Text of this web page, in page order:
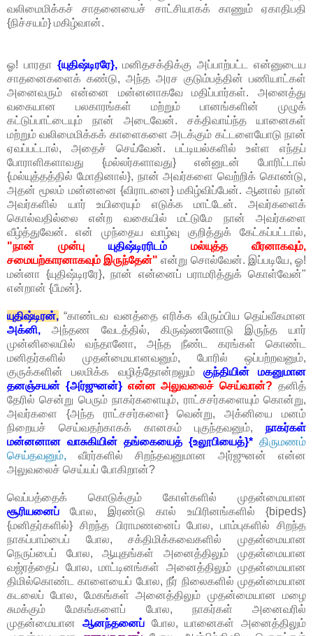
வலிமைமிக்கச் சாதனையைச் சாட்சியாகக் காணும் ஏகாதிபதி
{நிச்சயம்} மகிழ்வான்.
ஓ! பாரதா{யுதிஷ்டிரரே},மனிதசக்திக்கு அப்பாற்பட்ட என்னுடைய
சாதனைகளைக் கண்டு, அந்த அரச குடும்பத்தின் பணியாட்கள்
அனைவரும் என்னை மன்னனாகவே மதிப்பார்கள். அனைத்து
வகையான பலகாரங்கள் மற்றும் பானங்களின் முழுக்
கட்டுப்பாட்டையும் நான் அடைவேன். சக்திவாய்ந்த யானைகள்
மற்றும் வலிமைமிக்கக் காளைகளை அடக்கும் கட்டளையோடு நான்
ஏவப்பட்டால், அதைச் செய்வேன். பட்டியல்களில் உள்ள எந்தப்
போராளிகளாவது {மல்லர்களாவது} என்னுடன் போரிட்டால்
{மல்யுத்தத்தில் மோதினால்}, நான் அவர்களை வெற்றிக் கொண்டு,
அதன் மூலம் மன்னனை {விராடனை} மகிழ்விப்பேன். ஆனால் நான்
அவர்களில் யார் உயிரையும் எடுக்க மாட்டேன். அவர்களைக்
கொல்வதில்லை என்ற வகையில் மட்டுமே நான் அவர்களை
வீழ்த்துவேன். என் முந்தைய வாழ்வு குறித்துக் கேட்கப்பட்டால்,
"நான் முன்பு யுதிஷ்டிரரிடம் மல்யுத்த வீரனாகவும்,
சமையற்காரனாகவும் இருந்தேன்"என்று சொல்வேன். இப்படியே, ஓ!
மன்னா {யுதிஷ்டிரரே}, நான் என்னைப் பராமரித்துக் கொள்வேன்"
என்றான் {பீமன்}.
யுதிஷ்டிரன், “காண்டவ வனத்தை எரிக்க விரும்பிய தெய்வீகமான
அக்னி, அந்தண வேடத்தில், கிருஷ்ணனோடு இருந்த யார்
முன்னிலையில் வந்தானோ, அந்த நீண்ட கரங்கள் கொண்ட
மனிதர்களில் முதன்மையானவனும், போரில் ஒப்பற்றவனும்,
குருக்களின் பலமிக்க வழித்தோன்றலும் குந்தியின் மகனுமான
தனஞ்சயன் {அர்ஜுனன்}என்ன அலுவலைச் செய்வான்? தனித்
தேரில் சென்று பெரும் நாகர்களையும், ராட்சசர்களையும் கொன்று,
அவர்களை {அந்த ராட்சசர்களை} வென்று, அக்னியை மனம்
நிறையச் செய்வதற்காகக் கானகம் புகுந்தவனும், நாகர்கள்
மன்னனான வாசுகியின் தங்கையைத் {உலூபியைத்}* திருமணம்
செய்தவனும், வீரர்களில் சிறந்தவனுமான அர்ஜுனன் என்ன
அலுவலைச் செய்யப் போகிறான்?
வெப்பத்தைக் கொடுக்கும் கோள்களில் முதன்மையான
சூரியனைப் போல, இரண்டு கால் உயிரினங்களில் {bipeds}
{மனிதர்களில்} சிறந்த பிராமணனைப் போல, பாம்புகளில் சிறந்த
நாகப்பாம்பைப் போல, சக்திமிக்கவைகளில் முதன்மையான
நெருப்பைப் போல, ஆயுதங்கள் அனைத்திலும் முதன்மையான
வஜ்ரத்தைப் போல, மாட்டினங்கள் அனைத்திலும் முதன்மையான
திமில்கொண்ட காளையைப் போல, நீர் நிலைகளில் முதன்மையான
கடலைப் போல, மேகங்கள் அனைத்திலும் முதன்மையான மழை
சுமக்கும் மேகங்களைப் போல, நாகர்கள் அனைவரில்
முதன்மையான ஆனந்தனைப்போல, யானைகள் அனைத்திலும்